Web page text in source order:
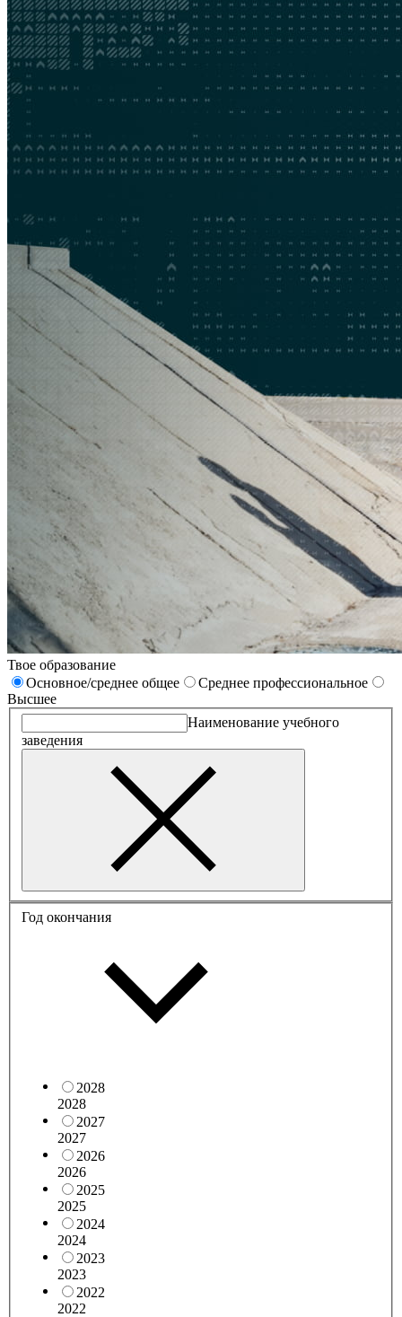
Твое образование
Основное/среднее общее
Среднее профессиональное
Высшее
Наименование учебного
заведения
Год окончания
2028
2028
2027
2027
2026
2026
2025
2025
2024
2024
2023
2023
2022
2022